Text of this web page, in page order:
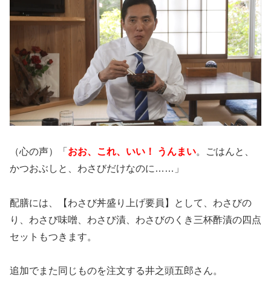
（心の声）「 おお、これ、いい！ うんまい。ごはんと、
かつおぶしと、わさびだけなのに……」
配膳には、【わさび丼盛り上げ要員】として、わさびの
り、わさび味噌、わさび漬、わさびのくき三杯酢漬の四点
セットもつきます。
追加でまた同じものを注文する井之頭五郎さん。